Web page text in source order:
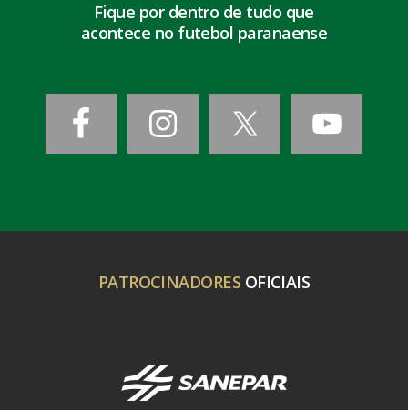
Fique por dentro de tudo que
acontece no futebol paranaense
PATROCINADORES OFICIAIS